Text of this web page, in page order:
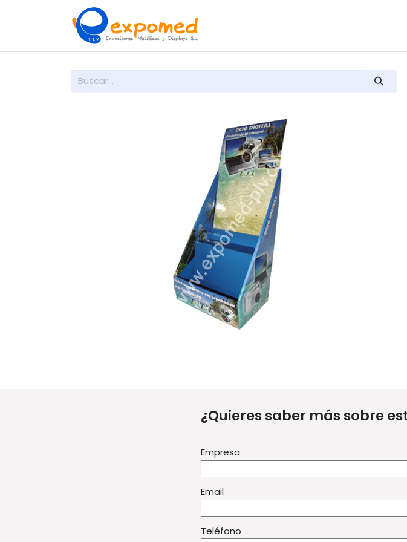
¿Quieres saber más sobre
Empresa
Email
Teléfono